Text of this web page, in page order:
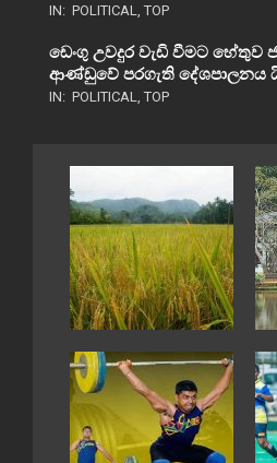
IN: POLITICAL, TOP
ඩෙංගු උවදුර වැඩි වීමට හේතුව
ආණ්ඩුවේ පරගැති දේශපාලනය
IN: POLITICAL, TOP